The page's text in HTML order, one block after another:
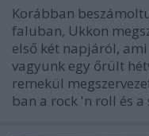
Korábban
faluban, Ukkon
első két napjáról,
vagyunk egy őrült
remekül
ban a rock 'n roll és